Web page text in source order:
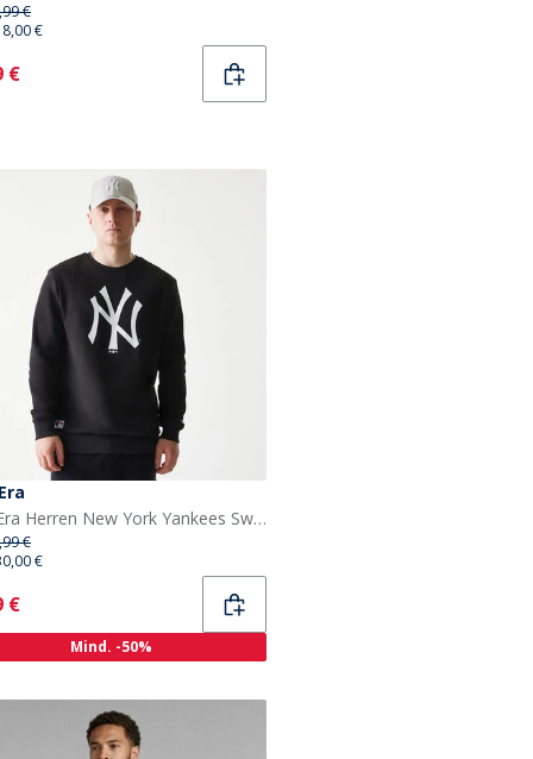
€
€
€
New Era Herren New York Yankees Sweatshirt Schwarz
€
€
€
Mind. -50%